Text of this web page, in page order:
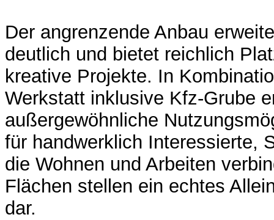
Der angrenzende Anbau
deutlich und bietet reichlich
kreative Projekte. In
Werkstatt inklusive Kfz-Grube
außergewöhnliche
für handwerklich Interessierte,
die Wohnen und Arbeiten
Flächen stellen ein echtes
dar.